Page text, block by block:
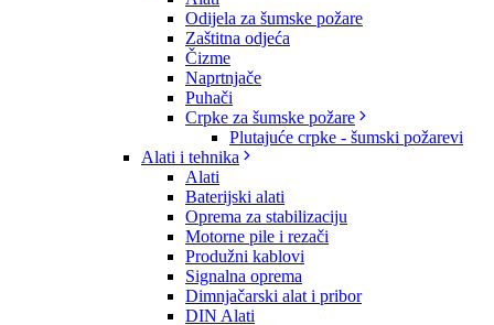
Odijela za šumske požare
Zaštitna odjeća
Čizme
Naprtnjače
Puhači
Crpke za šumske požare
Plutajuće crpke - šumski požarevi
Alati i tehnika
Alati
Baterijski alati
Oprema za stabilizaciju
Motorne pile i rezači
Produžni kablovi
Signalna oprema
Dimnjačarski alat i pribor
DIN Alati